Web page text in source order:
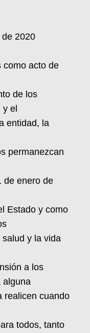
2020
como acto de
de los
el
entidad, la
permanezcan
de enero de
Estado y como
y la vida
a los
alguna
realicen cuando
todos, tanto